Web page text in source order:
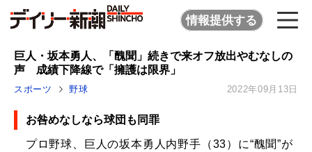
情報提供する
巨人・坂本勇人、「醜聞」続きで来オフ放出やむなしの
声 成績下降線で「擁護は限界」
スポーツ 野球 2022年09月13日
お咎めなしなら球団も同罪
プロ野球、巨人の坂本勇人内野手（33）に“醜聞”が